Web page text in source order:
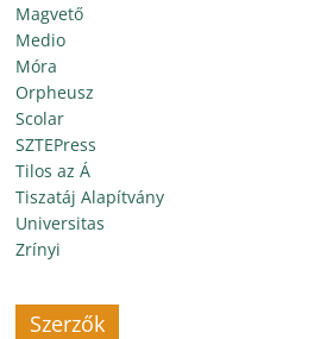
Magvető
Medio
Móra
Orpheusz
Scolar
SZTEPress
Tilos az Á
Tiszatáj Alapítvány
Universitas
Zrínyi
Szerzők